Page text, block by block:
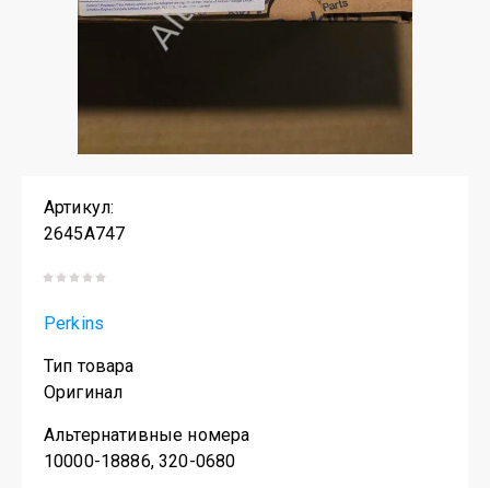
Артикул:
2645A747
Perkins
Тип товара
Оригинал
Альтернативные номера
10000-18886, 320-0680